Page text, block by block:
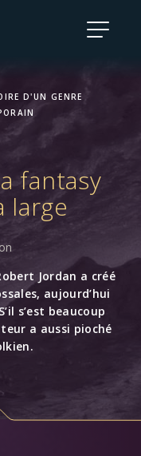
D'UN GENRE
fantasy
large
Jordan a créé
aujourd’hui
s’est beaucoup
a aussi pioché